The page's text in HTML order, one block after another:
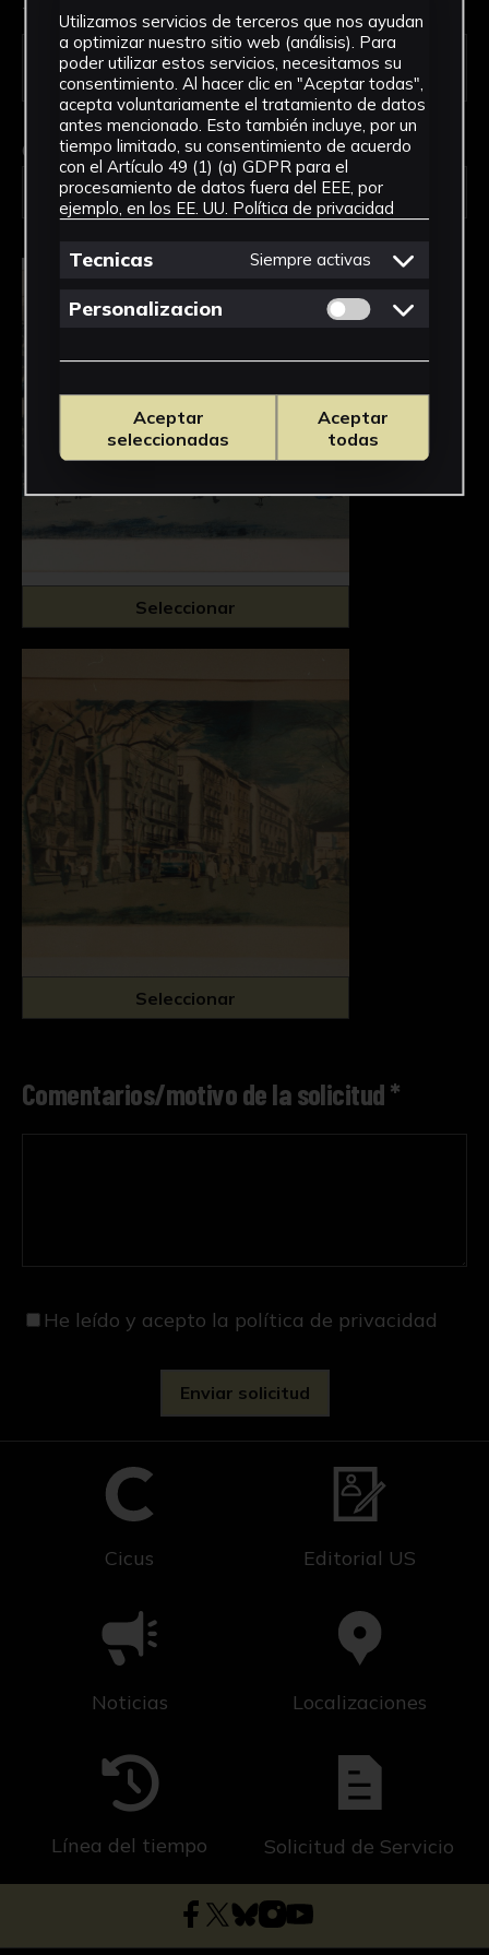
Tipo de uso *
Obra en la que está interesado/a*
1455-18-DIR-GRAB/Bulevar
Seleccionar
Seleccionar
Comentarios/motivo de la solicitud *
He leído y acepto la política de privacidad
Cicus Editorial US
Noticias Localizaciones
Línea del tiempo Solicitud de Servicio
Utilizamos servicios de terceros que nos ayudan
a optimizar nuestro sitio web (análisis). Para
poder utilizar estos servicios, necesitamos su
consentimiento. Al hacer clic en "Aceptar todas",
acepta voluntariamente el tratamiento de datos
antes mencionado. Esto también incluye, por un
tiempo limitado, su consentimiento de acuerdo
con el Artículo 49 (1) (a) GDPR para el
procesamiento de datos fuera del EEE, por
ejemplo, en los EE. UU. Política de privacidad
Tecnicas Siempre activas
Personalizacion Permitir cookies
Aceptar
seleccionadas
Aceptar
todas